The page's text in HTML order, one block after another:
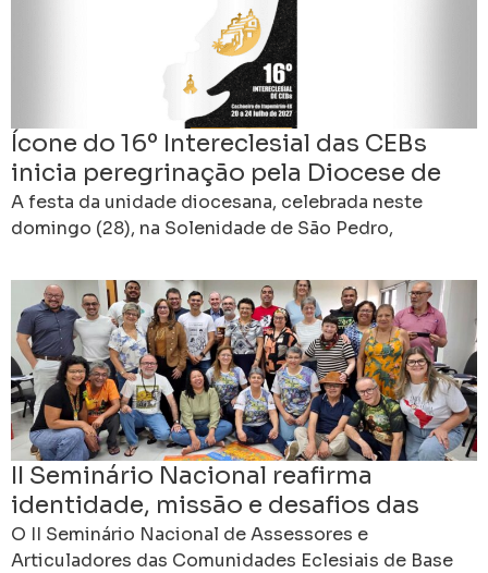
Ícone do 16º Intereclesial das CEBs
inicia peregrinação pela Diocese de
Cachoeiro de Itapemirim (ES)
A festa da unidade diocesana, celebrada neste
domingo (28), na Solenidade de São Pedro,
(ES), marcará um
II Seminário Nacional reafirma
identidade, missão e desafios das
CEBs no Brasil
O II Seminário Nacional de Assessores e
Articuladores das Comunidades Eclesiais de Base